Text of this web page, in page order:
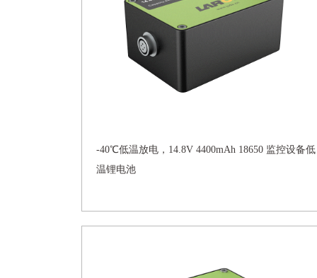
-40℃低温放电，14.8V 4400mAh 18650 监控设备低
温锂电池